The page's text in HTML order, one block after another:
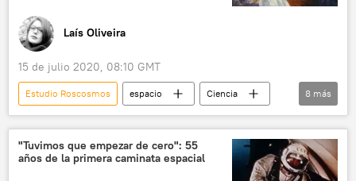
Laís Oliveira
15 de julio 2020, 08:10 GMT
Estudio Roscosmos espacio
Ciencia
⭐ Especiales
cosmos
cosmonautas
cosmonáutica
Programa Soyuz
Apolo
Alexéi Leónov noticias
8 más
"Tuvimos que empezar de cero": 55
años de la primera caminata espacial